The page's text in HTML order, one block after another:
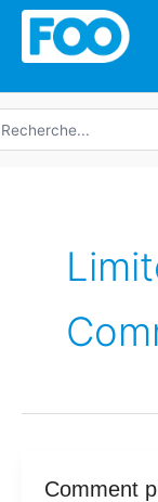
Comment
Comment